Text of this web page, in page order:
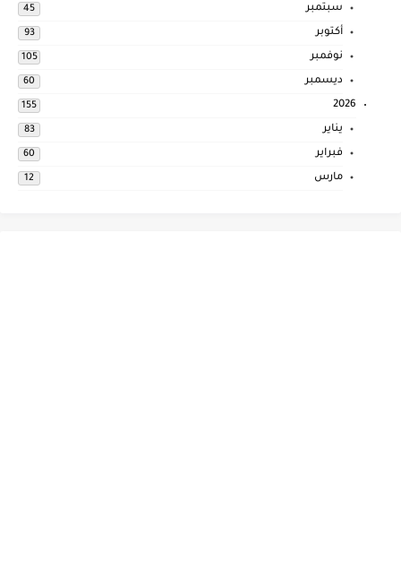
سبتمبر 45
أكتوبر 93
نوفمبر 105
ديسمبر 60
2026
155
يناير 83
فبراير 60
مارس 12